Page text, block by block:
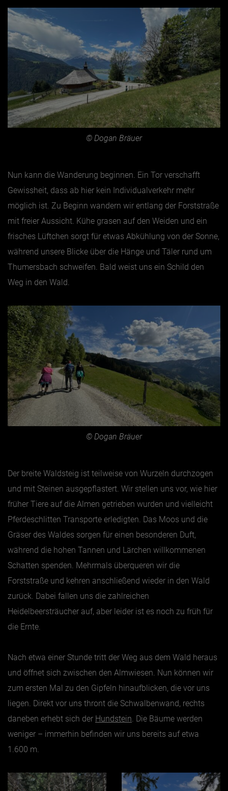
Juli
September
Oktober
November
Dezember
© Dogan Bräuer
Nun kann die Wanderung beginnen. Ein Tor verschafft
Gewissheit, dass ab hier kein Individualverkehr mehr
möglich ist. Zu Beginn wandern wir entlang der Forststraße
mit freier Aussicht. Kühe grasen auf den Weiden und ein
frisches Lüftchen sorgt für etwas Abkühlung von der Sonne,
während unsere Blicke über die Hänge und Täler rund um
Thumersbach schweifen. Bald weist uns ein Schild den
Weg in den Wald.
© Dogan Bräuer
Der breite Waldsteig ist teilweise von Wurzeln durchzogen
und mit Steinen ausgepflastert. Wir stellen uns vor, wie hier
früher Tiere auf die Almen getrieben wurden und vielleicht
Pferdeschlitten Transporte erledigten. Das Moos und die
Gräser des Waldes sorgen für einen besonderen Duft,
während die hohen Tannen und Lärchen willkommenen
Schatten spenden. Mehrmals überqueren wir die
Forststraße und kehren anschließend wieder in den Wald
zurück. Dabei fallen uns die zahlreichen
Heidelbeersträucher auf, aber leider ist es noch zu früh für
die Ernte.
Nach etwa einer Stunde tritt der Weg aus dem Wald heraus
und öffnet sich zwischen den Almwiesen. Nun können wir
zum ersten Mal zu den Gipfeln hinaufblicken, die vor uns
liegen. Direkt vor uns thront die Schwalbenwand, rechts
daneben erhebt sich der Hundstein. Die Bäume werden
weniger – immerhin befinden wir uns bereits auf etwa
1.600 m.